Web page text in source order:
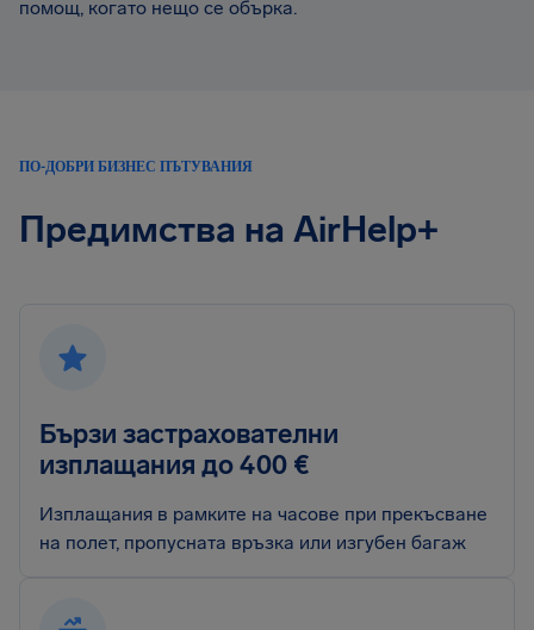
помощ, когато нещо се обърка.
ПО-ДОБРИ БИЗНЕС ПЪТУВАНИЯ
Предимства на AirHelp+
Бързи застрахователни
изплащания до 400 €
Изплащания в рамките на часове при прекъсване
на полет, пропусната връзка или изгубен багаж